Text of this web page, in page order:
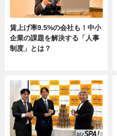
賃上げ率9.5%の会社も！中小
企業の課題を解決する「人事
制度」とは？